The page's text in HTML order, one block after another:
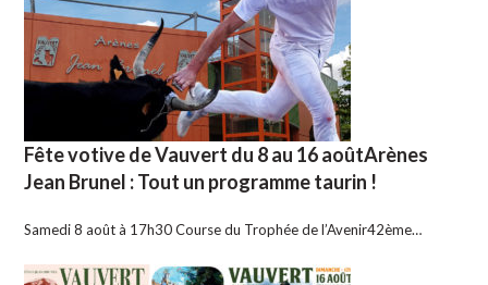
Fête votive de Vauvert du 8 au 16 aoûtArènes
Jean Brunel : Tout un programme taurin !
Samedi 8 août à 17h30 Course du Trophée de l’Avenir42ème…